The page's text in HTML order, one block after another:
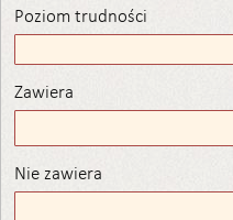
Poziom trudności
trudności
Zawiera
Nie zawiera